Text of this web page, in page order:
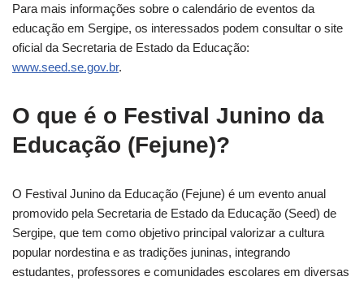
Para mais informações sobre o calendário de eventos da
educação em Sergipe, os interessados podem consultar o site
oficial da Secretaria de Estado da Educação:
www.seed.se.gov.br.
O que é o Festival Junino da
Educação (Fejune)?
O Festival Junino da Educação (Fejune) é um evento anual
promovido pela Secretaria de Estado da Educação (Seed) de
Sergipe, que tem como objetivo principal valorizar a cultura
popular nordestina e as tradições juninas, integrando
estudantes, professores e comunidades escolares em diversas